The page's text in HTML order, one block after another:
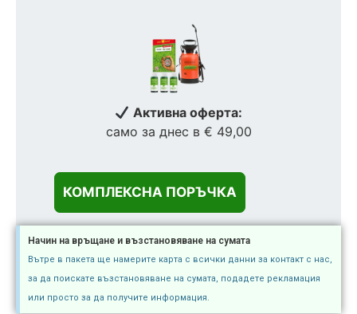
Активна оферта:
само за днес в € 49,00
Начин на връщане и възстановяване на сумата
Вътре в пакета ще намерите карта с всички данни за контакт с нас,
за да поискате възстановяване на сумата, подадете рекламация
или просто за да получите информация.